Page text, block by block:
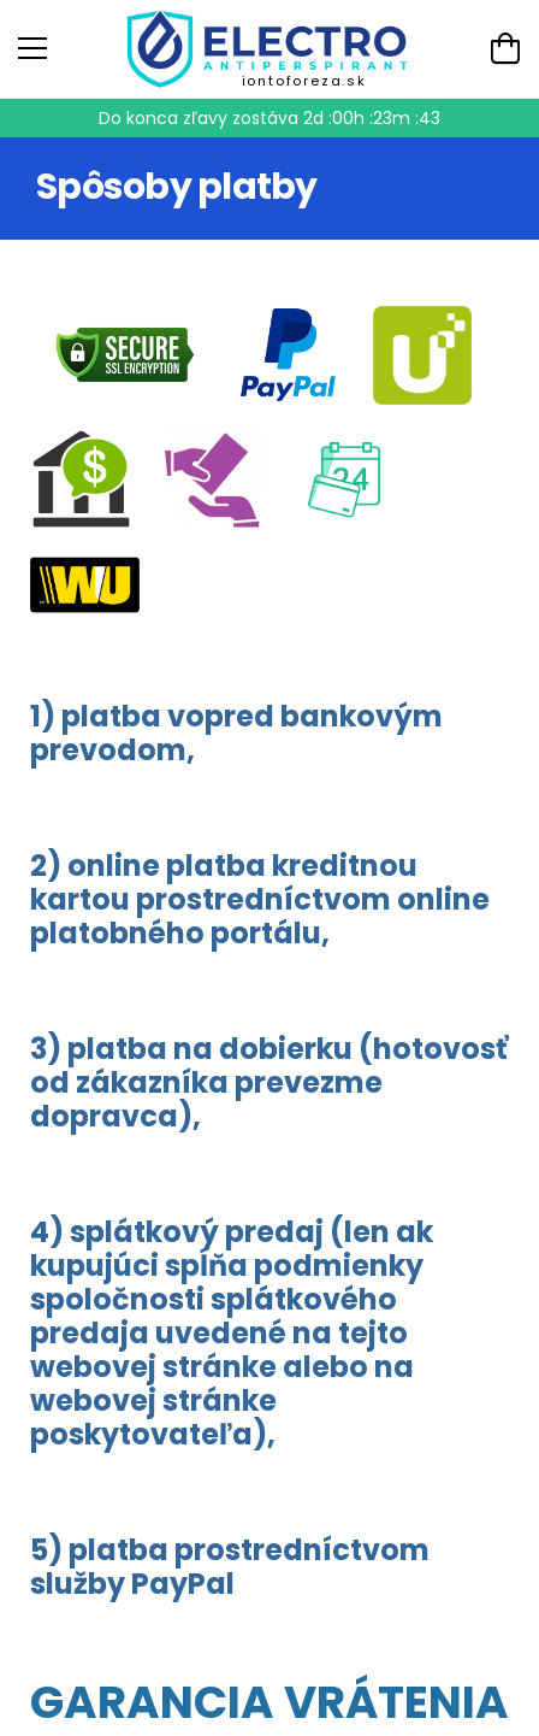
iontoforeza.sk
Do konca zľavy zostáva 2d :00h :23m :43
Spôsoby platby
1) platba vopred bankovým
prevodom,
2) online platba kreditnou
kartou prostredníctvom online
platobného portálu,
3) platba na dobierku (hotovosť
od zákazníka prevezme
dopravca),
4) splátkový predaj (len ak
kupujúci spĺňa podmienky
spoločnosti splátkového
predaja uvedené na tejto
webovej stránke alebo na
webovej stránke
poskytovateľa),
5) platba prostredníctvom
služby PayPal
GARANCIA VRÁTENIA